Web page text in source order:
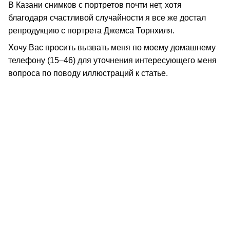
В Казани снимков с портретов почти нет, хотя
благодаря счастливой случайности я все же достал
репродукцию с портрета Джемса Торнхиля.
Хочу Вас просить вызвать меня по моему домашнему
телефону (15–46) для уточнения интересующего меня
вопроса по поводу иллюстраций к статье.